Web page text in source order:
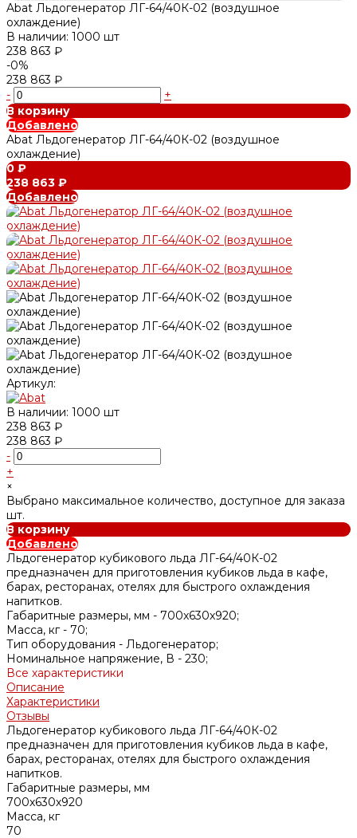
Abat Льдогенератор ЛГ-64/40К-02 (воздушное
охлаждение)
В наличии: 1000 шт
238 863 ₽
-0%
238 863 ₽
-
+
В корзину
Добавлено
Abat Льдогенератор ЛГ-64/40К-02 (воздушное
охлаждение)
0 ₽
238 863 ₽
Добавлено
Артикул:
В наличии: 1000 шт
238 863 ₽
238 863 ₽
-
+
×
Выбрано максимальное количество, доступное для заказа
шт.
В корзину
Добавлено
Льдогенератор кубикового льда ЛГ-64/40К-02
предназначен для приготовления кубиков льда в кафе,
барах, ресторанах, отелях для быстрого охлаждения
напитков.
Габаритные размеры, мм - 700х630х920;
Масса, кг - 70;
Тип оборудования - Льдогенератор;
Номинальное напряжение, В - 230;
Все характеристики
Описание
Характеристики
Отзывы
Льдогенератор кубикового льда ЛГ-64/40К-02
предназначен для приготовления кубиков льда в кафе,
барах, ресторанах, отелях для быстрого охлаждения
напитков.
Габаритные размеры, мм
700х630х920
Масса, кг
70